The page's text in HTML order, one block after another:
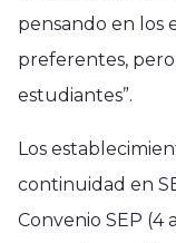
pensando en los
preferentes,
estudiantes”.
Los
continuidad en
Convenio SEP (4